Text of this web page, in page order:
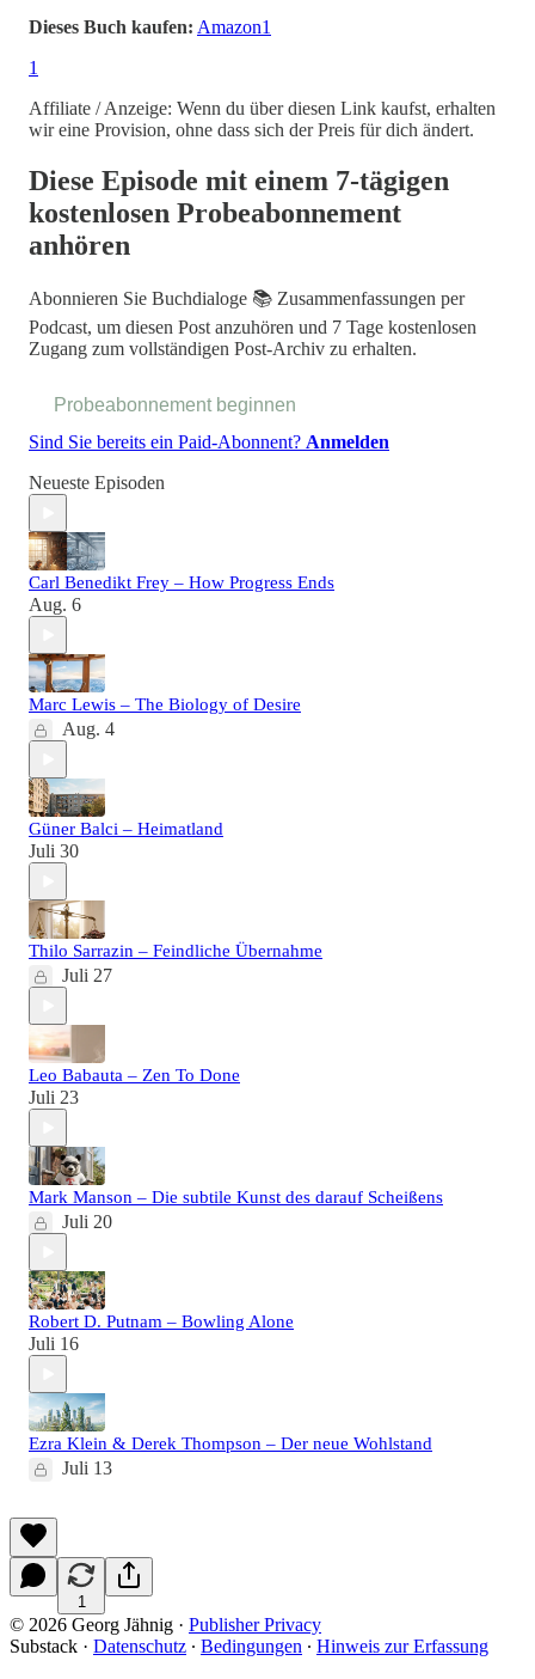
Dieses Buch kaufen: Amazon1
1
Affiliate / Anzeige: Wenn du über diesen Link kaufst, erhalten
wir eine Provision, ohne dass sich der Preis für dich ändert.
Diese Episode mit einem 7-tägigen
kostenlosen Probeabonnement
anhören
Abonnieren Sie Buchdialoge 📚 Zusammenfassungen per
Podcast, um diesen Post anzuhören und 7 Tage kostenlosen
Zugang zum vollständigen Post-Archiv zu erhalten.
Probeabonnement beginnen
Sind Sie bereits ein Paid-Abonnent? Anmelden
Neueste Episoden
Carl Benedikt Frey – How Progress Ends
Aug. 6
Marc Lewis – The Biology of Desire
Aug. 4
Güner Balci – Heimatland
Juli 30
Thilo Sarrazin – Feindliche Übernahme
Juli 27
Leo Babauta – Zen To Done
Juli 23
Mark Manson – Die subtile Kunst des darauf Scheißens
Juli 20
Robert D. Putnam – Bowling Alone
Juli 16
Ezra Klein & Derek Thompson – Der neue Wohlstand
Juli 13
1
© 2026 Georg Jähnig · Publisher Privacy
Substack · Datenschutz ∙ Bedingungen ∙ Hinweis zur Erfassung